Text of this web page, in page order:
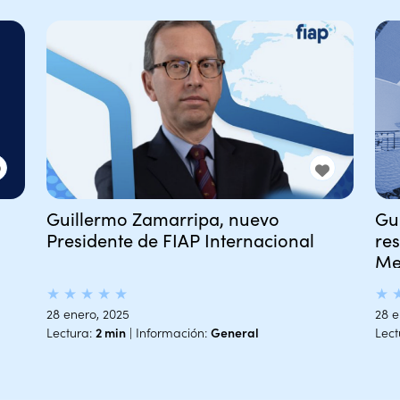
Guillermo Zamarripa, nuevo
Presidente de FIAP Internacional
★ ★ ★ ★ ★
28 enero, 2025
Lectura: 2 min | Información: General
★
28